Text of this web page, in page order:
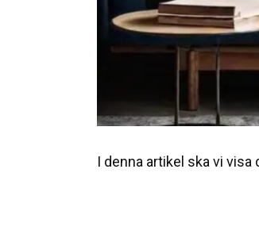
I denna artikel ska vi visa